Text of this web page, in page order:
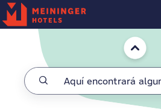
Saltar al contenido principal
Inicio